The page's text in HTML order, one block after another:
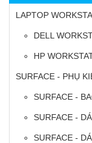
LAPTOP
DELL
HP
SURFACE - PHỤ
SURFACE -
SURFACE -
SURFACE -